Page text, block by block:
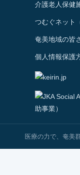
介護老人保健
つむぐネット
奄美地域の皆
個人情報保護
医療の力で、奄美